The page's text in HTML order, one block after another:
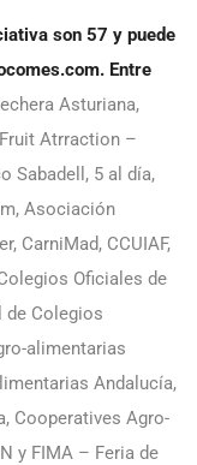
son 57 y puede
. Entre
Asturiana,
Atrraction –
Sabadell, 5 al día,
Asociación
CarniMad, CCUIAF,
Oficiales de
de Colegios
alimentarias
Andalucía,
Cooperatives Agro-
y FIMA – Feria de